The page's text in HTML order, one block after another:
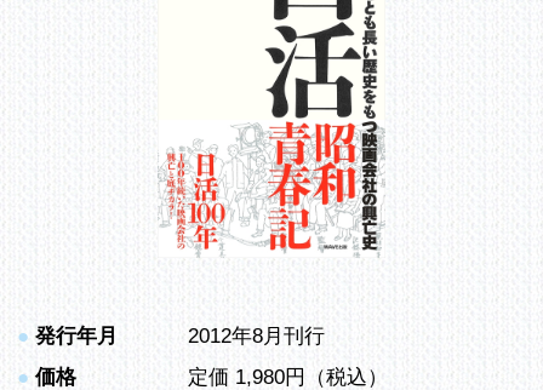
● 発行年月
2012年8月刊行
● 価格
定価 1,980円（税込）